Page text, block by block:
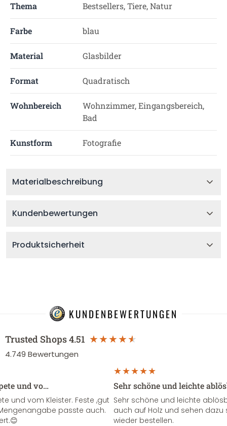
Thema Bestsellers, Tiere, Natur
Farbe blau
Material Glasbilder
Format Quadratisch
Wohnbereich
Wohnzimmer, Eingangsbereich,
Bad
Kunstform Fotografie
Materialbeschreibung
Kundenbewertungen
Produktsicherheit
KUNDENBEWERTUNGEN
Trusted Shops4.51
4.749 Bewertungen
und vo…
und vom Kleister. Feste ,gut
passte auch.
Sehr schöne und leichte
Sehr schöne und leichte
auch auf Holz und sehen
wieder bestellen.